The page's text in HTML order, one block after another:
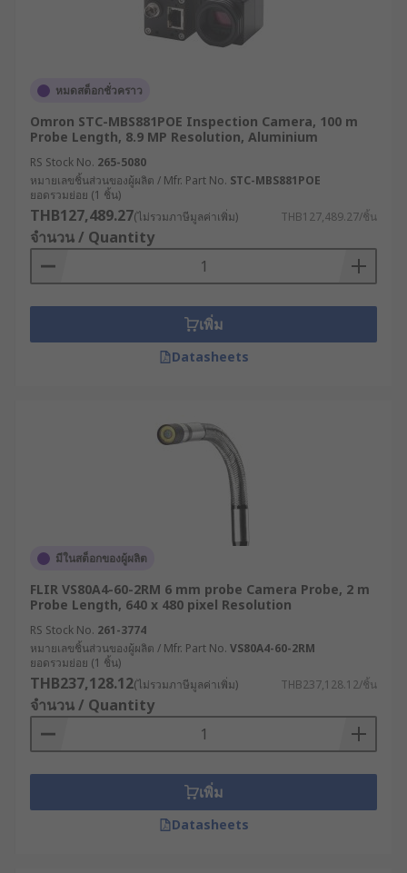
หมดสต็อกชั่วคราว
Omron STC-MBS881POE Inspection Camera, 100 m
Probe Length, 8.9 MP Resolution, Aluminium
RS Stock No. 265-5080
หมายเลขชิ้นส่วนของผู้ผลิต / Mfr. Part No. STC-MBS881POE
ยอดรวมย่อย (1 ชิ้น)
THB127,489.27(ไม่รวมภาษีมูลค่าเพิ่ม) THB127,489.27/ชิ้น
จำนวน / Quantity
เพิ่ม
Datasheets
มีในสต็อกของผู้ผลิต
FLIR VS80A4-60-2RM 6 mm probe Camera Probe, 2 m
Probe Length, 640 x 480 pixel Resolution
RS Stock No. 261-3774
หมายเลขชิ้นส่วนของผู้ผลิต / Mfr. Part No. VS80A4-60-2RM
ยอดรวมย่อย (1 ชิ้น)
THB237,128.12(ไม่รวมภาษีมูลค่าเพิ่ม) THB237,128.12/ชิ้น
จำนวน / Quantity
เพิ่ม
Datasheets